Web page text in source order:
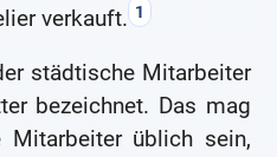
verkauft. 1
städtische Mitarbeiter
bezeichnet. Das mag
üblich sein,